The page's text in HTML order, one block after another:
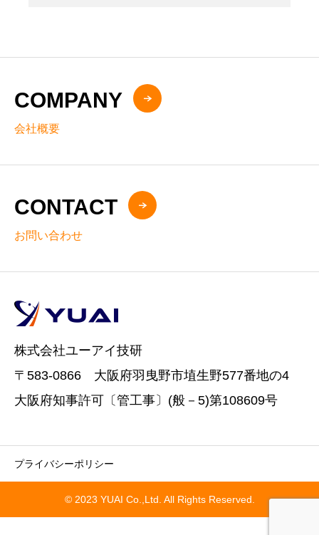
COMPANY
会社概要
CONTACT
お問い合わせ
株式会社ユーアイ技研
〒583-0866 大阪府羽曳野市埴生野577番地の4
大阪府知事許可〔管工事〕(般－5)第108609号
プライバシーポリシー
© 2023 YUAI Co.,Ltd. All Rights Reserved.